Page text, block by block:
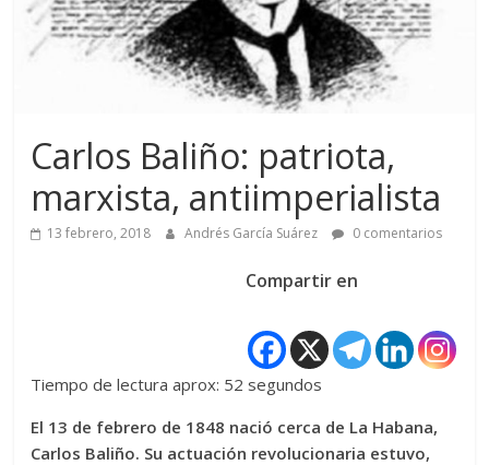
Carlos Baliño: patriota,
marxista, antiimperialista
13 febrero, 2018 Andrés García Suárez 0 comentarios
Compartir en
Tiempo de lectura aprox: 52 segundos
El 13 de febrero de 1848 nació cerca de La Habana,
Carlos Baliño. Su actuación revolucionaria estuvo,